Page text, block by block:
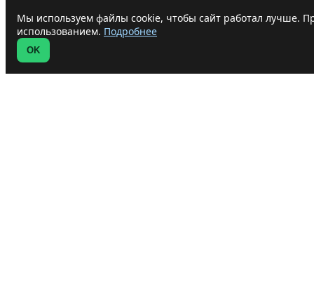
Мы используем файлы cookie, чтобы сайт работал лучше.
использованием. Подробнее
OK